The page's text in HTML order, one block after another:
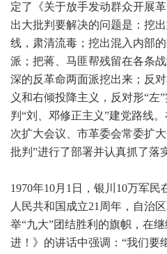
定了《关于放手发动群众开展
出大批判要解决的问题是：挖
线，肃清流毒；挖出混入内部
派；把蒋、马匪帮残留在各条
深的反革命两面派挖出来；反
义和右倾投降主义，反对形“左
判“刘、邓修正主义”建党路线
次扩大会议、市革委会常委扩
批判”进行了部署并认真抓了落
1970年10月1日，银川10万军民
人民共和国成立21周年，自治
举“九大”团结胜利的旗帜，在
进！》的讲话中强调：“我们要